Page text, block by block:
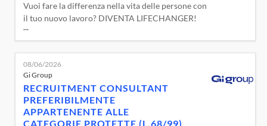
Vuoi fare la differenza nella vita delle persone con
il tuo nuovo lavoro? DIVENTA LIFECHANGER!
Potrai far parte di una realtà che fa dei valori di
Cura, Passione, Collaborazione, Responsabilità,
Apprendimento Continuo e Sostenibilità i suoi
pillar. In Gi Group Holding avrai prospettive di
crescita anche a livello internazionale e con piani
di f
...
08/06/2026
Gi Group
RECRUITMENT CONSULTANT
PREFERIBILMENTE
APPARTENENTE ALLE
CATEGORIE PROTETTE (L.68/99)